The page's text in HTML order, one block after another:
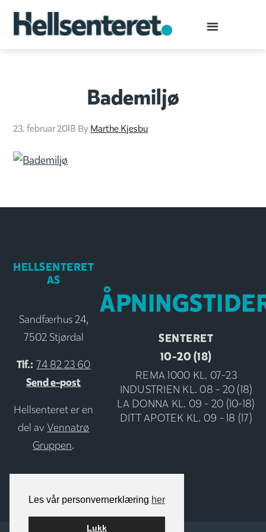
Les vår personvernerklæring her
Lukk
Bademiljø
23. februar 2018 ByMarthe Kjesbu
HELLSENTERET
AS
Sandfærhus 24,
7502 Stjørdal
Tlf.: 74 82 23 60
Send e-post
Hellsenteret er en
del av Vennatrø
Gruppen.
SENTERET
10-20 (18)
REMA 1000 KL. 07-23
INDUSTRIEN KL. 08 - 20 (18)
LA DONNA KL. 09 - 20 (10-18)
DITT APOTEK KL. 09 - 18 (17)